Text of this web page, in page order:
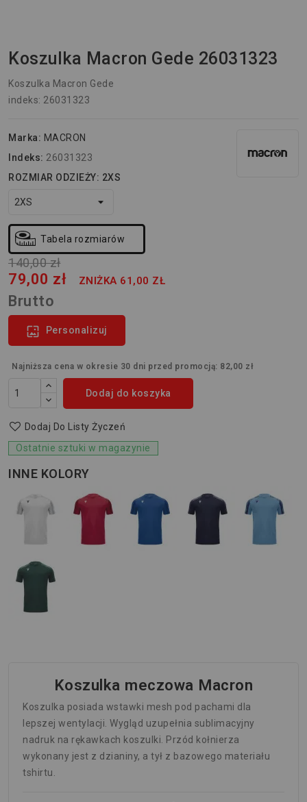
Koszulka Macron Gede 26031323
Koszulka Macron Gede
indeks: 26031323
Marka: MACRON
Indeks: 26031323
ROZMIAR ODZIEŻY: 2XS
Tabela rozmiarów
140,00 zł
79,00 zł ZNIŻKA 61,00 ZŁ
Brutto
 Personalizuj
Najniższa cena w okresie 30 dni przed promocją: 82,00 zł
Dodaj do koszyka
Dodaj Do Listy Życzeń
Ostatnie sztuki w magazynie
INNE KOLORY
Koszulka meczowa Macron
Koszulka posiada wstawki mesh pod pachami dla
lepszej wentylacji. Wygląd uzupełnia sublimacyjny
nadruk na rękawkach koszulki. Przód kołnierza
wykonany jest z dzianiny, a tył z bazowego materiału
tshirtu.